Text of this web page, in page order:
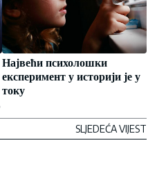
Највећи психолошки
експеримент у историји је у
току
SLJEDEĆA VIJEST